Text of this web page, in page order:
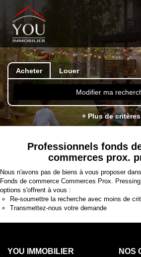
Acheter Louer
Modifier ma
+ Plus de critères
Professionnels fonds
commerces prox.
Nous n'avons pas de biens à vous proposer
Fonds de commerce Commerces Prox.
options s'offrent à vous :
Re-soumettre la recherche avec moins de
Transmettez-nous votre demande
YOU IMMOBILIER NOS